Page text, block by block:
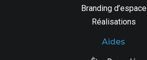
Branding d’espace
Réalisations
Aides